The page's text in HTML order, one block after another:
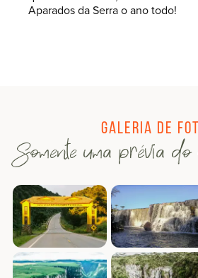
Aparados da Serra o ano todo!
Galeria de
Somente uma prévia